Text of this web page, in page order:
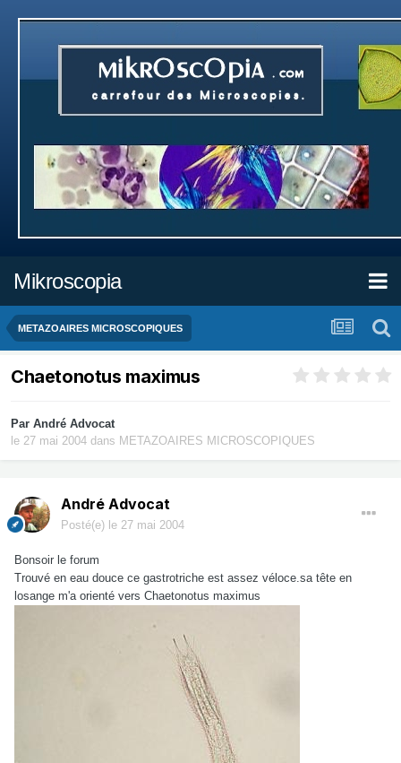
Mikroscopia
METAZOAIRES MICROSCOPIQUES
Chaetonotus maximus
Par André Advocat
le 27 mai 2004 dans METAZOAIRES MICROSCOPIQUES
André Advocat
Posté(e) le 27 mai 2004
Bonsoir le forum
Trouvé en eau douce ce gastrotriche est assez véloce.sa tête en
losange m'a orienté vers Chaetonotus maximus